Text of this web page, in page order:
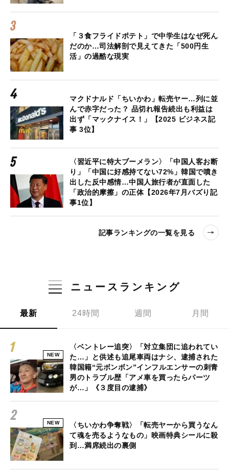
「３食フライドポテト」で中学生はなぜ死ん
だのか…司法解剖で見えてきた「500円生
活」の過酷な現実
マクドナルド「ちいかわ」転売ヤー…列に並
んで赤字だった？ 品切れ報告続出も利益は
出ず「マックナイス！」【2025 ビジネス記
事 3位】
〈習近平に特大ブーメラン〉「中国人客お断
り」「中国に好感持てない72%」韓国で噴き
出した反中感情…中国人旅行者が直面した
「政治的摩擦」の正体【2026年7月バズり記
事1位】
記事ランキングの一覧を見る
ニュースランキング
最新 24時間 週間 月間
NEW
〈ベントレー追突〉「対立集団に追われてい
た…」と供述も追尾車両はナシ、逮捕された
韓国籍“元ボンボン”インフルエンサーの刺青
男のトラブル歴「アメ車を買ったらパーツ
が…」《３度目の逮捕》
NEW
〈ちいかわ争奪戦〉「転売ヤーから買うなん
て魂を売るようなもの」映画特典シールに殺
到…満席続出の裏側